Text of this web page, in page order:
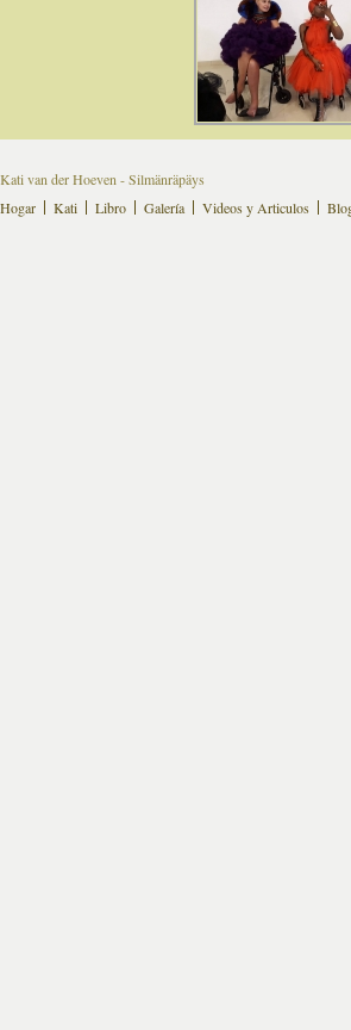
Kati van der Hoeven - Silmänräpäys
Hogar
Kati Libro Galería Videos y Articulos